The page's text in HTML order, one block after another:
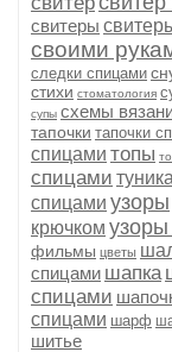
свитеры
своими
следки спицами
стихи стоматология
супы схемы
тапочки тапочки
спицами топы
спицами туника
спицами узоры
крючком
фильмы цветы
спицами шапка
спицами
спицами шарф
шитье